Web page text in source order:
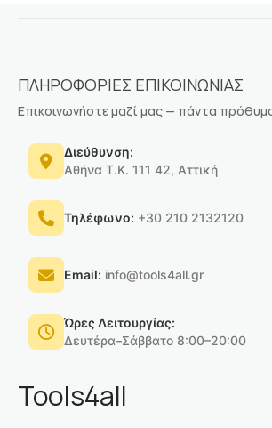
ΠΛΗΡΟΦΟΡΙΕΣ ΕΠΙΚΟΙΝΩΝΙΑΣ
Επικοινωνήστε μαζί μας — πάντα
Διεύθυνση:
Αθήνα Τ.Κ. 111 42, Αττική
Τηλέφωνο: +30 210 2132120
Email: info@tools4all.gr
Ώρες Λειτουργίας:
Δευτέρα–Σάββατο 8:00–20:00
Tools4all